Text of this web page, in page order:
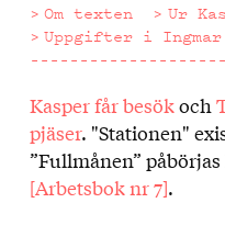
Om texten
Ur
Uppgifter i Ingmar
Om
texten
Kasper får besökoch
pjäser. "Stationen"
”Fullmånen”
[Arbetsbok nr 7].